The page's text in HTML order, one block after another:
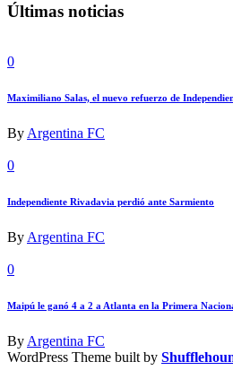
Últimas noticias
0
Maximiliano Salas, el nuevo refuerzo de
By Argentina FC
0
Independiente Rivadavia perdió ante Sarmiento
By Argentina FC
0
Maipú le ganó 4 a 2 a Atlanta en la Primera
By Argentina FC
WordPress Theme built by